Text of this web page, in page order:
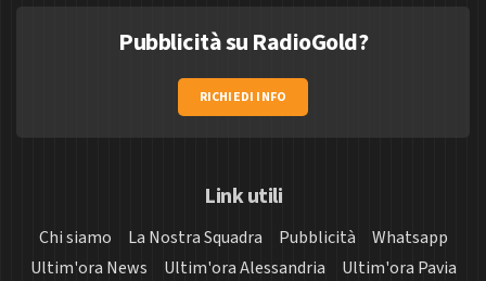
Pubblicità su RadioGold?
RICHIEDI INFO
Link utili
Chi siamo La Nostra Squadra Pubblicità
Whatsapp
Ultim'ora News
Ultim'ora Alessandria
Ultim'ora Pavia